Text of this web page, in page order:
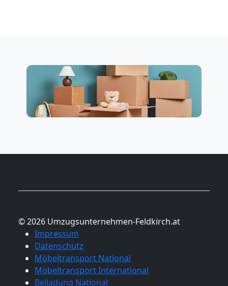
© 2026 Umzugsunternehmen-Feldkirch.at
Impressum
Datenschutz
Möbeltransport National
Möbeltransport International
Beiladung National